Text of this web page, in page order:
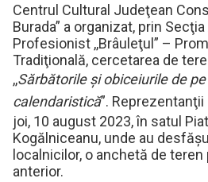
Centrul Cultural Judeţean
Burada” a organizat, prin
Profesionist ,,Brâuleţul” –
Tradiţională, cercetarea de
,,Sărbătorile şi obiceiurile de
calendaristică”.
joi, 10 august 2023, în satul
Kogălniceanu, unde au
localnicilor, o anchetă de
anterior.